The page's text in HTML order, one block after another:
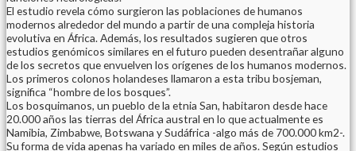
El estudio revela cómo surgieron las poblaciones de humanos
modernos alrededor del mundo a partir de una compleja historia
evolutiva en África. Además, los resultados sugieren que otros
estudios genómicos similares en el futuro pueden desentrañar alguno
de los secretos que envuelven los orígenes de los humanos modernos.
Los primeros colonos holandeses llamaron a esta tribu bosjeman,
significa “hombre de los bosques”.
Los bosquimanos, un pueblo de la etnia San, habitaron desde hace
20.000 años las tierras del África austral en lo que actualmente es
Namibia, Zimbabwe, Botswana y Sudáfrica -algo más de 700.000 km2-.
Su forma de vida apenas ha variado en miles de años. Según estudios